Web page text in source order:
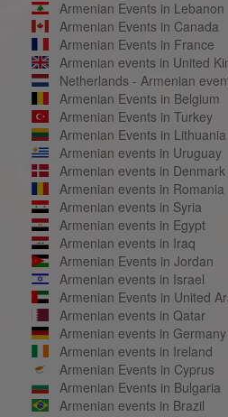
Armenian Events in Lebanon
Armenian Events in Canada
Armenian Events in France
Armenian events in United
Netherlands - Armenian
Armenian Events in Belgium
Armenian Events in Turkey
Armenian Events in Lithuania
Armenian events in Uruguay
Armenian events in Denmark
Armenian events in Romania
Armenian events in Syria
Armenian events in Egypt
Armenian events in Iraq
Armenian Events in Jordan
Armenian events in Israel
Armenian Events in United
Armenian events in Qatar
Armenian events in Germany
Armenian events in Ireland
Armenian Events in Cyprus
Armenian Events in Bulgaria
Armenian events in Brazil